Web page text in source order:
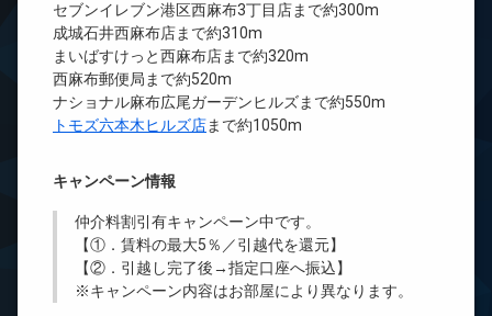
セブンイレブン港区西麻布3丁目店まで約300m
成城石井西麻布店まで約310m
まいばすけっと西麻布店まで約320m
西麻布郵便局まで約520m
ナショナル麻布広尾ガーデンヒルズまで約550m
トモズ六本木ヒルズ店まで約1050m
キャンペーン情報
仲介料割引有キャンペーン中です。
【①．賃料の最大5％／引越代を還元】
【②．引越し完了後→指定口座へ振込】
※キャンペーン内容はお部屋により異なります。